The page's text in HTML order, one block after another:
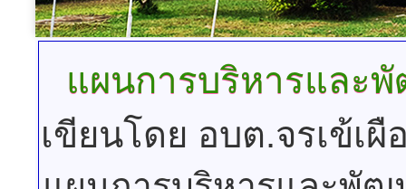
แผนการบริหารและ
เขียนโดย อบต.จรเข้เผื